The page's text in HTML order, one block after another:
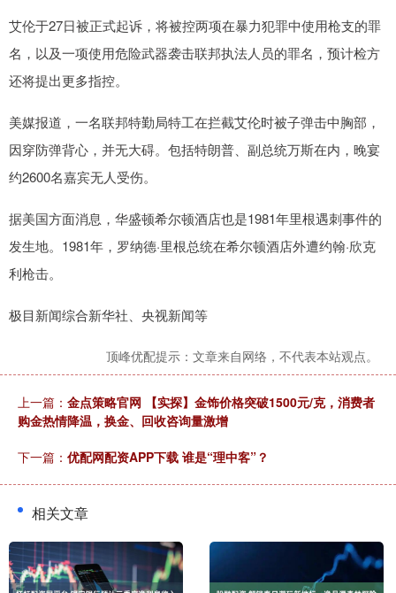
艾伦于27日被正式起诉，将被控两项在暴力犯罪中使用枪支的罪
名，以及一项使用危险武器袭击联邦执法人员的罪名，预计检方
还将提出更多指控。
美媒报道，一名联邦特勤局特工在拦截艾伦时被子弹击中胸部，
因穿防弹背心，并无大碍。包括特朗普、副总统万斯在内，晚宴
约2600名嘉宾无人受伤。
据美国方面消息，华盛顿希尔顿酒店也是1981年里根遇刺事件的
发生地。1981年，罗纳德·里根总统在希尔顿酒店外遭约翰·欣克
利枪击。
极目新闻综合新华社、央视新闻等
顶峰优配提示：文章来自网络，不代表本站观点。
上一篇： 金点策略官网 【实探】金饰价格突破1500元/克，消费者
购金热情降温，换金、回收咨询量激增
下一篇： 优配网配资APP下载 谁是“理中客”？
相关文章